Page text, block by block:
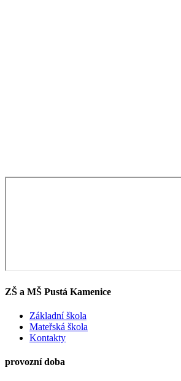
ZŠ a MŠ Pustá Kamenice
Základní škola
Mateřská škola
Kontakty
provozní doba